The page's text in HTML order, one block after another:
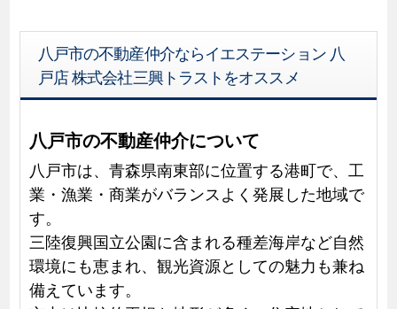
八戸市の不動産仲介ならイエステーション 八
戸店 株式会社三興トラストをオススメ
八戸市の不動産仲介について
八戸市は、青森県南東部に位置する港町で、工
業・漁業・商業がバランスよく発展した地域で
す。
三陸復興国立公園に含まれる種差海岸など自然
環境にも恵まれ、観光資源としての魅力も兼ね
備えています。